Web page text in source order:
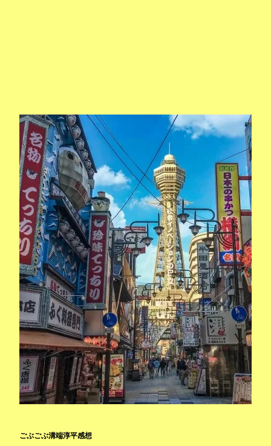
ごぶごぶ溝端淳平感想